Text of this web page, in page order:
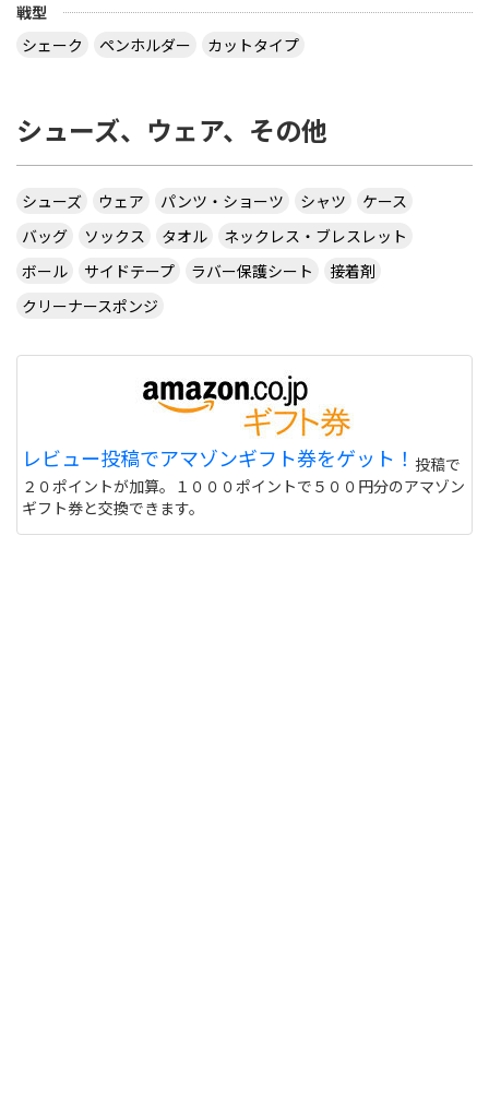
戦型
シェーク
ペンホルダー カットタイプ
シューズ、ウェア、その他
シューズ ウェア パンツ・ショーツ シャツ
ケース
バッグ
ソックス タオル
ネックレス・ブレスレット
ボール
サイドテープ ラバー保護シート
接着剤
クリーナースポンジ
レビュー投稿でアマゾンギフト券をゲット！ 投稿で
２０ポイントが加算。１０００ポイントで５００円分のアマゾン
ギフト券と交換できます。